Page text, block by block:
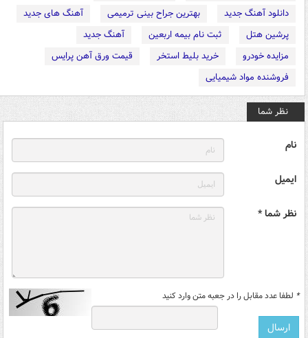
دانلود آهنگ جدید
بهترین جراح بینی ترمیمی
آهنگ های جدید
پرشین هتل
ثبت نام بیمه اربعین
آهنگ جدید
مزایده خودرو
خرید بلیط استخر
قیمت ورق آهن پرایس
فروشنده مواد شیمیایی
نظر شما
نام
ایمیل
نظر شما *
* لطفا عدد مقابل را در جعبه متن وارد کنید